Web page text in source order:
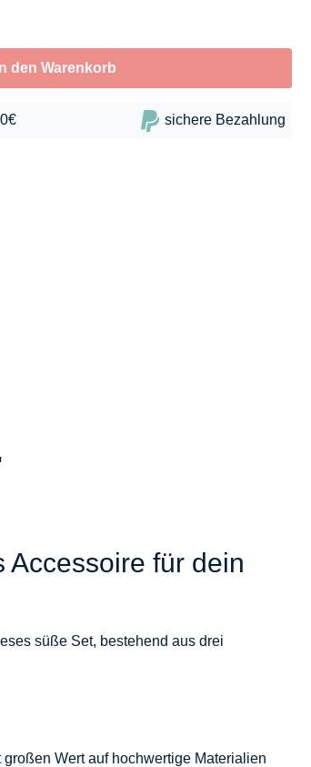
In den Warenkorb
sichere Bezahlung
für dein
süße Set, bestehend aus drei
großen Wert auf hochwertige Materialien